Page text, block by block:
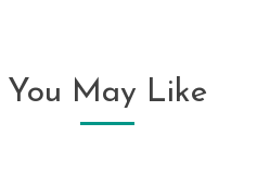
You May Like